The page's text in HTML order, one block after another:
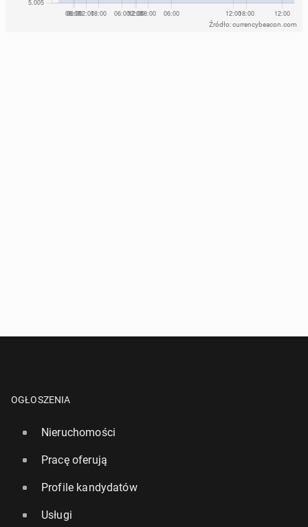
Źródło: currencybeacon.com
OGŁOSZENIA
Nieruchomości
Pracę oferują
Profile kandydatów
Usługi